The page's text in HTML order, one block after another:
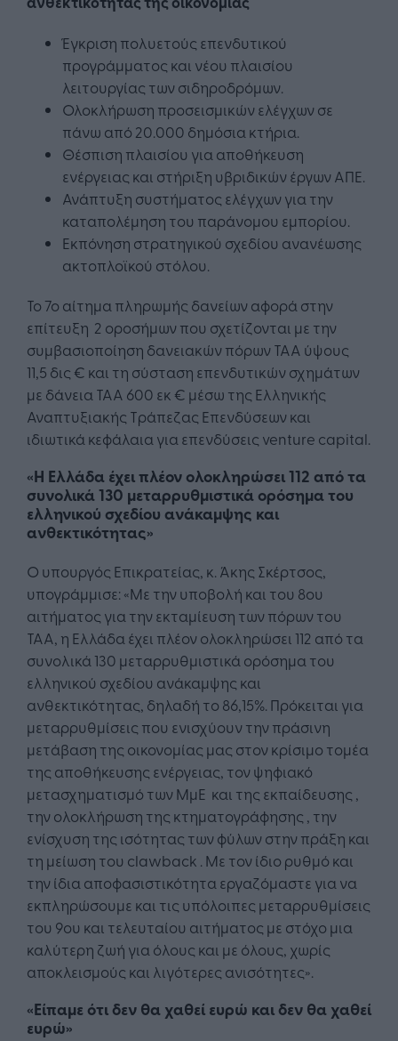
Έγκριση πολυετούς επενδυτικού
προγράμματος και νέου πλαισίου
λειτουργίας των σιδηροδρόμων.
Ολοκλήρωση προσεισμικών ελέγχων σε
πάνω από 20.000 δημόσια κτήρια.
Θέσπιση πλαισίου για αποθήκευση
ενέργειας και στήριξη υβριδικών έργων ΑΠΕ.
Ανάπτυξη συστήματος ελέγχων για την
καταπολέμηση του παράνομου εμπορίου.
Εκπόνηση στρατηγικού σχεδίου ανανέωσης
ακτοπλοϊκού στόλου.
Το 7ο αίτημα πληρωμής δανείων αφορά στην
επίτευξη 2 οροσήμων που σχετίζονται με την
συμβασιοποίηση δανειακών πόρων ΤΑΑ ύψους
11,5 δις € και τη σύσταση επενδυτικών σχημάτων
με δάνεια ΤΑΑ 600 εκ € μέσω της Ελληνικής
Αναπτυξιακής Τράπεζας Επενδύσεων και
ιδιωτικά κεφάλαια για επενδύσεις venture capital.
«Η Ελλάδα έχει πλέον ολοκληρώσει 112 από τα
συνολικά 130 μεταρρυθμιστικά ορόσημα του
ελληνικού σχεδίου ανάκαμψης και
ανθεκτικότητας»
Ο υπουργός Επικρατείας, κ. Άκης Σκέρτσος,
υπογράμμισε: «Με την υποβολή και του 8ου
αιτήματος για την εκταμίευση των πόρων του
ΤΑΑ, η Ελλάδα έχει πλέον ολοκληρώσει 112 από τα
συνολικά 130 μεταρρυθμιστικά ορόσημα του
ελληνικού σχεδίου ανάκαμψης και
ανθεκτικότητας, δηλαδή το 86,15%. Πρόκειται για
μεταρρυθμίσεις που ενισχύουν την πράσινη
μετάβαση της οικονομίας μας στον κρίσιμο τομέα
της αποθήκευσης ενέργειας, τον ψηφιακό
μετασχηματισμό των ΜμΕ και της εκπαίδευσης ,
την ολοκλήρωση της κτηματογράφησης , την
ενίσχυση της ισότητας των φύλων στην πράξη και
τη μείωση του clawback . Με τον ίδιο ρυθμό και
την ίδια αποφασιστικότητα εργαζόμαστε για να
εκπληρώσουμε και τις υπόλοιπες μεταρρυθμίσεις
του 9ου και τελευταίου αιτήματος με στόχο μια
καλύτερη ζωή για όλους και με όλους, χωρίς
αποκλεισμούς και λιγότερες ανισότητες».
«Είπαμε ότι δεν θα χαθεί ευρώ και δεν θα χαθεί
ευρώ»